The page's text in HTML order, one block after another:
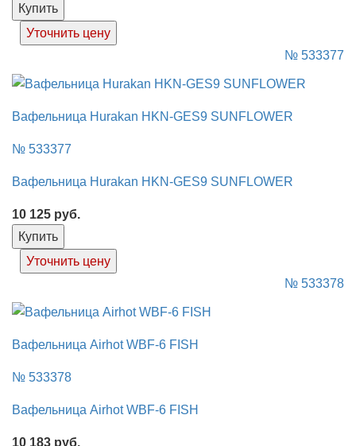
Купить
Уточнить цену
№ 533377
Вафельница Hurakan HKN-GES9 SUNFLOWER
№ 533377
Вафельница Hurakan HKN-GES9 SUNFLOWER
10 125 руб.
Купить
Уточнить цену
№ 533378
Вафельница Airhot WBF-6 FISH
№ 533378
Вафельница Airhot WBF-6 FISH
10 183 руб.